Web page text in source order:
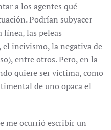
a los agentes qué
Podrían subyacer
línea, las peleas
el incivismo, la negativa de
entre otros. Pero, en la
quiere ser víctima, como
de uno opaca el
me ocurrió escribir un